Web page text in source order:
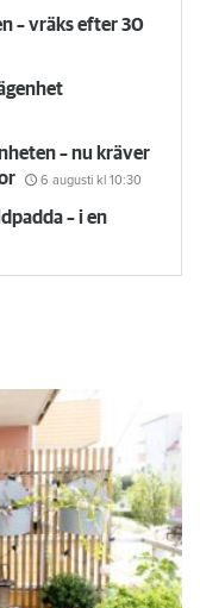
– vräks efter 30
– nu kräver
6 augusti kl 10:30
– i en